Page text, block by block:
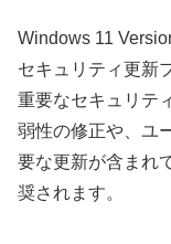
Windows 11
セキュリティ更新
重要なセキュリテ
弱性の修正や、ユ
要な更新が含まれ
奨されます。